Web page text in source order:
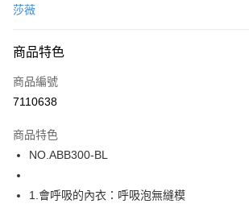
LINE Pay
街口支付
運送方式
全家取貨付款
每筆NT$80，滿NT$1,000(含以上)免運費
莎薇
商品特色
商品編號
7110638
商品特色
NO.ABB300-BL
1.會呼吸的內衣：呼吸泡無縫模